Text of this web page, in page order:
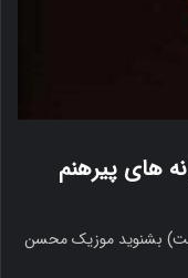
های پیرهنم
بشنوید موزیک محسن